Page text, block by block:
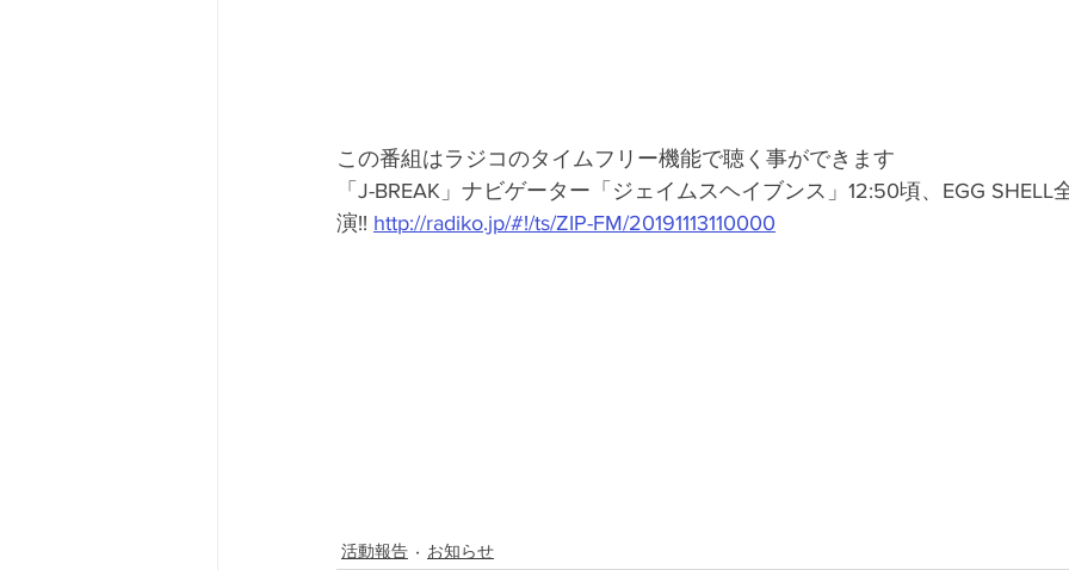
この番組はラジコのタイムフリー機能で聴く事ができます
「J-BREAK」ナビゲーター「ジェイムスヘイブンス」12:50頃、EGG SHELL
演!! http://radiko.jp/#!/ts/ZIP-FM/20191113110000
活動報告 お知らせ